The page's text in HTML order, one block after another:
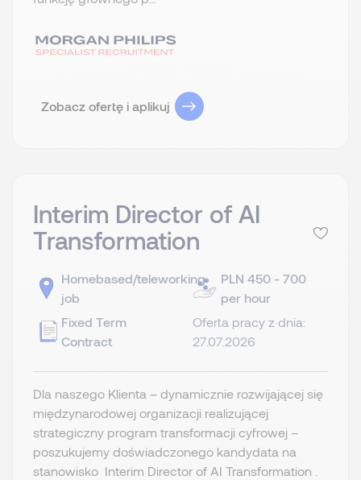
Zobacz ofertę i aplikuj
Interim Director of AI
Transformation
Homebased/teleworking
job
Fixed Term
Contract
PLN 450 - 700
per hour
Oferta pracy z dnia:
27.07.2026
Dla naszego Klienta – dynamicznie rozwijającej się
międzynarodowej organizacji realizującej
strategiczny program transformacji cyfrowej –
poszukujemy doświadczonego kandydata na
stanowisko Interim Director of AI Transformation .